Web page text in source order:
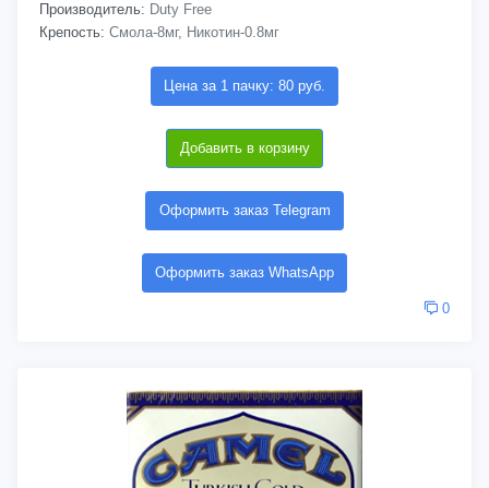
Производитель: Duty Free
Крепость: Смола-8мг, Никотин-0.8мг
Цена за 1 пачку: 80 руб.
Добавить в корзину
Оформить заказ Telegram
Оформить заказ WhatsApp
0